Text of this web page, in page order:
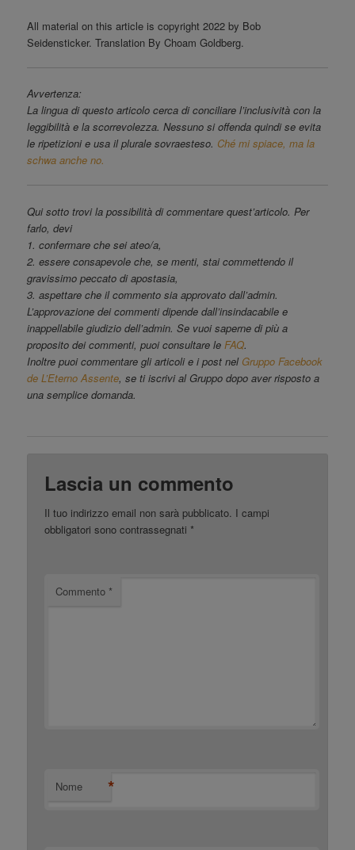
All material on this article is copyright 2022 by Bob
Seidensticker. Translation By Choam Goldberg.
Avvertenza:
La lingua di questo articolo cerca di conciliare l’inclusività con la
leggibilità e la scorrevolezza. Nessuno si offenda quindi se evita
le ripetizioni e usa il plurale sovraesteso. Ché mi spiace, ma la
schwa anche no.
Qui sotto trovi la possibilità di commentare quest’articolo. Per
farlo, devi
1. confermare che sei ateo/a,
2. essere consapevole che, se menti, stai commettendo il
gravissimo peccato di apostasia,
3. aspettare che il commento sia approvato dall’admin.
L’approvazione dei commenti dipende dall’insindacabile e
inappellabile giudizio dell’admin. Se vuoi saperne di più a
proposito dei commenti, puoi consultare le FAQ.
Inoltre puoi commentare gli articoli e i post nel Gruppo Facebook
de L’Eterno Assente, se ti iscrivi al Gruppo dopo aver risposto a
una semplice domanda.
Lascia un commento
Il tuo indirizzo email non sarà pubblicato. I campi
obbligatori sono contrassegnati*
Commento*
Nome *